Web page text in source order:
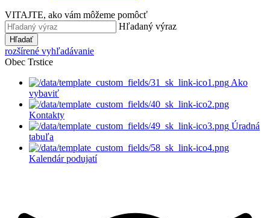
VITAJTE, ako vám môžeme pomôcť
Hľadaný výraz
Hľadať
rozšírené vyhľadávanie
Obec Trstice
Ako
vybaviť
Kontakty
Úradná
tabuľa
Kalendár podujatí